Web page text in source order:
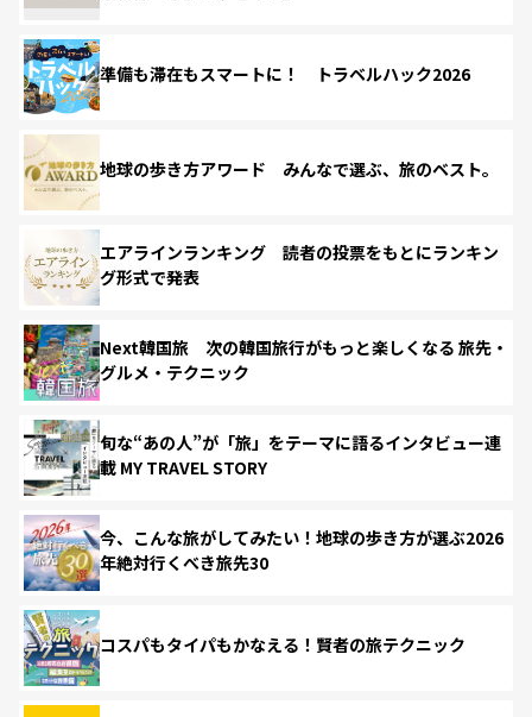
準備も滞在もスマートに！ トラベルハック2026
地球の歩き方アワード みんなで選ぶ、旅のベスト。
エアラインランキング 読者の投票をもとにランキン
グ形式で発表
Next韓国旅 次の韓国旅行がもっと楽しくなる 旅先・
グルメ・テクニック
旬な“あの人”が「旅」をテーマに語るインタビュー連
載 MY TRAVEL STORY
今、こんな旅がしてみたい！地球の歩き方が選ぶ2026
年絶対行くべき旅先30
コスパもタイパもかなえる！賢者の旅テクニック